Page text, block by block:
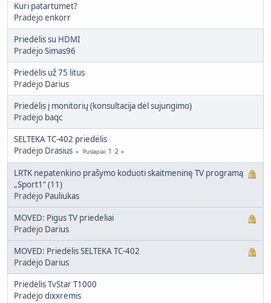
Kuri patartumet?
Pradėjoenkorr
Priedėlis su HDMI
PradėjoSimas96
Priedėlis už 75 litus
Pradėjo Darius
Priedėlis į monitorių (konsultacija dėl sujungimo)
Pradėjo baqc
SELTEKA TC-402 priedėlis
Pradėjo Drasius Puslapiai 1 2
LRTK nepatenkino prašymo koduoti skaitmeninę TV programą
„Sport1“ (11)
Pradėjo Pauliukas
MOVED: Pigus TV priedeliai
Pradėjo Darius
MOVED: Priedėlis SELTEKA TC-402
Pradėjo Darius
Priedėlis TvStar T1000
Pradėjodixxremis